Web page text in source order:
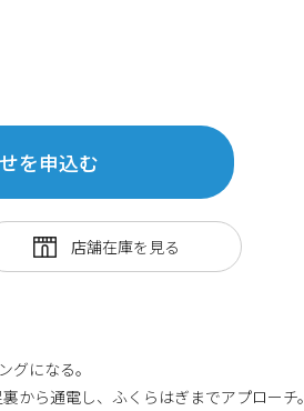
を申込む
になる。
から通電し、ふくらはぎまでアプローチ。